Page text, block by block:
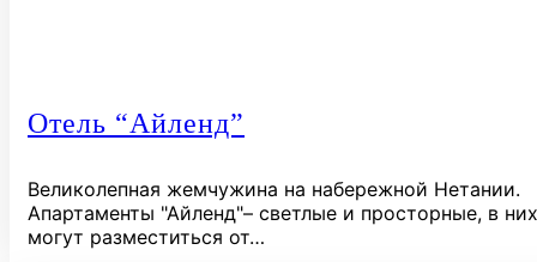
Отель “Айленд”
Великолепная жемчужина на набережной Нетании.
Апартаменты "Айленд"– светлые и просторные, в них
могут разместиться от…